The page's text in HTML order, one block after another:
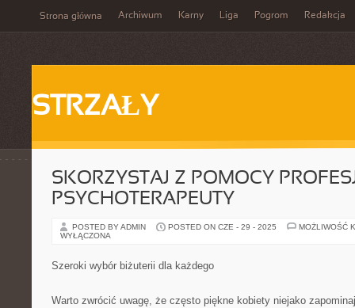
Strona główna Archiwum Karny Liga Pogrom Redakcja
STRZAŁY
SKORZYSTAJ Z POMOCY
PSYCHOTERAPEUTY
POSTED BY ADMIN POSTED ON CZE - 29 - 2025
MOŻLIWOŚĆ
WYŁĄCZONA
Szeroki wybór biżuterii dla każdego
Warto zwrócić uwagę, że często piękne kobiety niejako